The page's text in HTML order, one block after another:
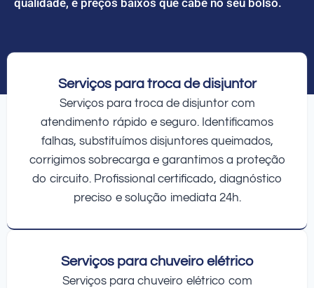
Serviços para troca de disjuntor
Serviços para troca de disjuntor com
atendimento rápido e seguro. Identificamos
falhas, substituímos disjuntores queimados,
corrigimos sobrecarga e garantimos a proteção
do circuito. Profissional certificado, diagnóstico
preciso e solução imediata 24h.
Serviços para chuveiro elétrico
Serviços para chuveiro elétrico com